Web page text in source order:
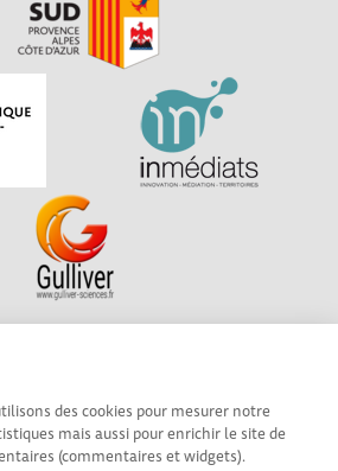
des cookies pour mesurer notre
mais aussi pour enrichir le site de
(commentaires et widgets).
Alpes-Côte d'Azur est à
et l'Innovation Provence-
est mise en oeuvre pour